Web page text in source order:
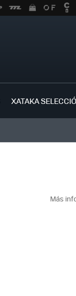
XATAKA
Más